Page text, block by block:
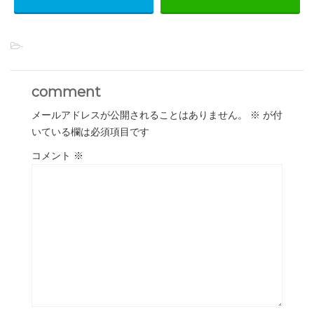
-
comment
メールアドレスが公開されることはありません。 ※ が付
いている欄は必須項目です
コメント ※